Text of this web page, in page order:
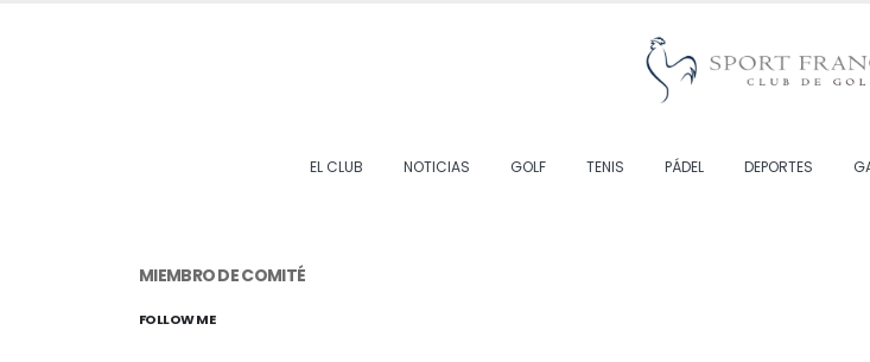
EL CLUB NOTICIAS GOLF TENIS PÁDEL DEPORTES
MIEMBRO DE COMITÉ
FOLLOW ME